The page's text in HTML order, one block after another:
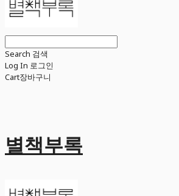
Search 검색
Log In 로그인
Cart장바구니
별책부록